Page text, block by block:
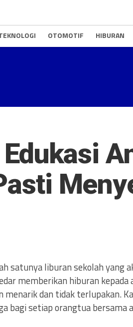
OTOMOTIF HIBURAN
satunya liburan sekolah yang
memberikan hiburan kepada
dan tidak terlupakan.
bagi setiap orangtua bersama